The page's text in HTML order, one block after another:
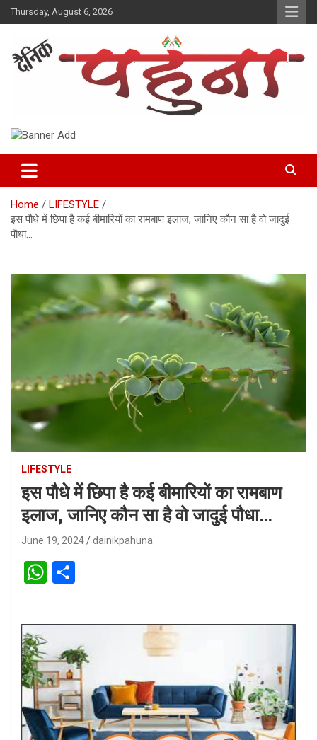
Skip
to
Thursday, August 6, 2026
Dainik Pahuna
Home
LIFESTYLE
इस पौधे में छिपा है कई बीमारियों का रामबाण इलाज, जानिए कौन सा है वो जादुई
पौधा…
LIFESTYLE
इस पौधे में छिपा है कई बीमारियों का रामबाण
इलाज, जानिए कौन सा है वो जादुई पौधा…
June 19, 2024 dainikpahuna
W
at
s
A
p
p
ar
e